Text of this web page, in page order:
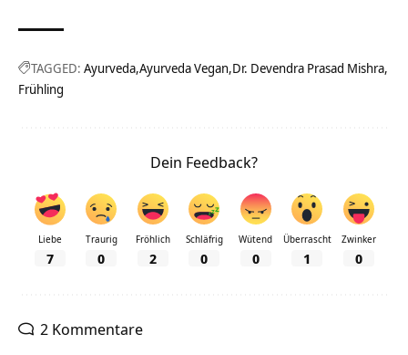
TAGGED: Ayurveda Ayurveda Vegan Dr. Devendra Prasad Mishra
Frühling
Dein Feedback?
Liebe
7
Traurig
0
Fröhlich
2
Schläfrig
0
Wütend
0
Überrascht
1
Zwinker
0
2 Kommentare